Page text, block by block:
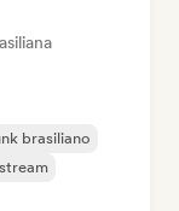
brasiliano